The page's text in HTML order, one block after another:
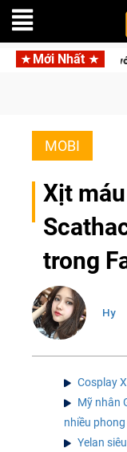
Mới Nhất
Team Falcons lên
MOBI
Xịt
trong
Hy
Cosplay
Mỹ nhân
nhiều
Yelan